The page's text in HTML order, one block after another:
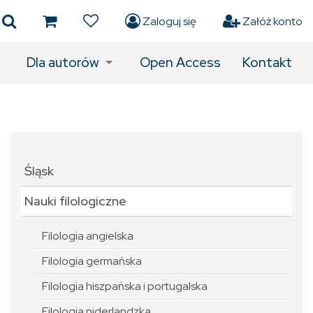
Zaloguj się Załóż konto
Dla autorów Open Access Kontakt
Śląsk
Nauki filologiczne
Filologia angielska
Filologia germańska
Filologia hiszpańska i portugalska